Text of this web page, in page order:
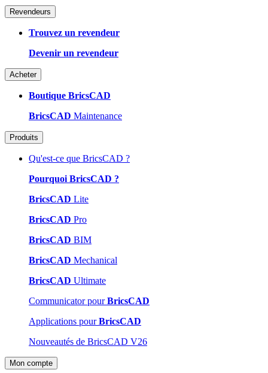
Revendeurs
Trouvez un revendeur
Devenir un revendeur
Acheter
Boutique BricsCAD
BricsCAD Maintenance
Produits
Qu'est-ce que BricsCAD ?
Pourquoi BricsCAD ?
BricsCAD Lite
BricsCAD Pro
BricsCAD BIM
BricsCAD Mechanical
BricsCAD Ultimate
Communicator pourBricsCAD
Applications pourBricsCAD
Nouveautés de BricsCAD V26
Mon compte